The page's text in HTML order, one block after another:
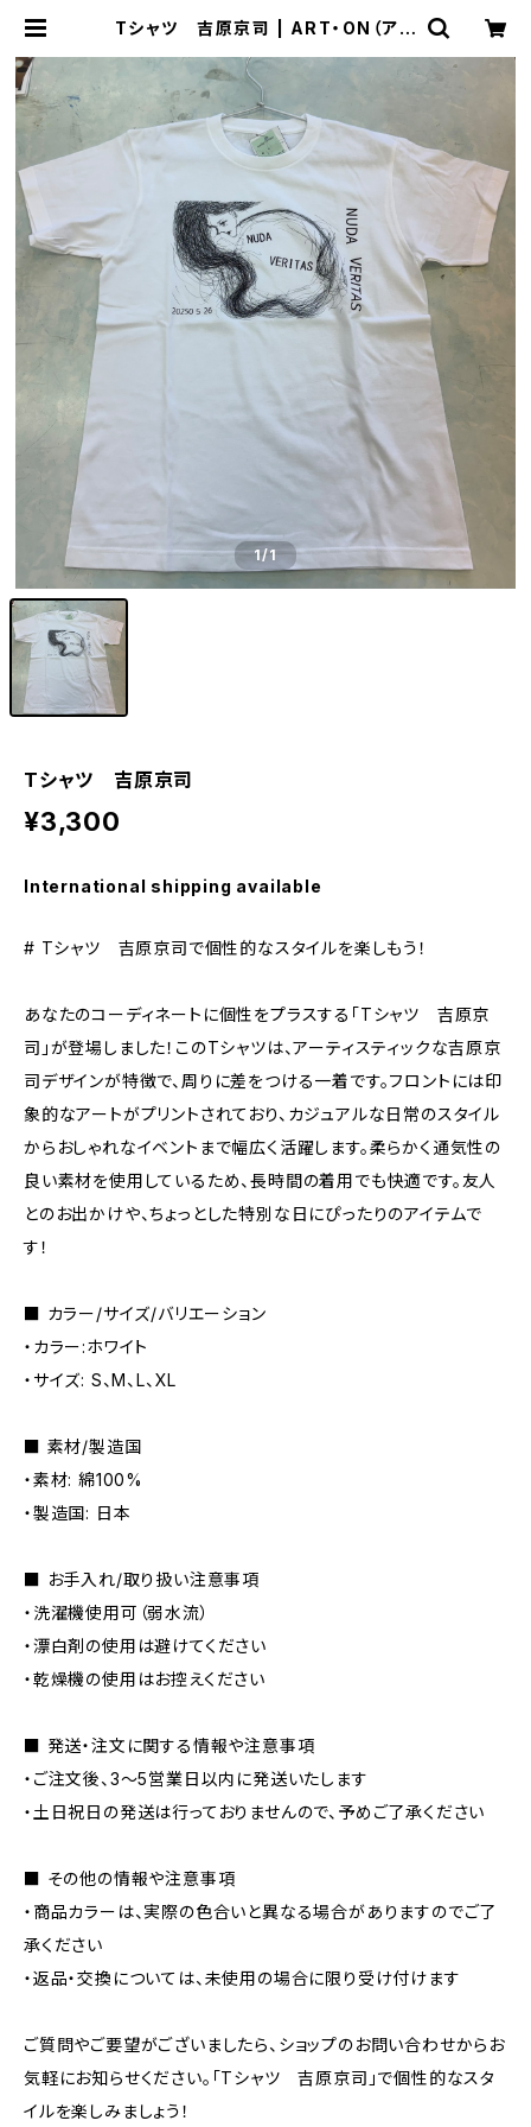
Tシャツ 吉原京司 | ART・ON（アー
1/1
Tシャツ 吉原京司
¥3,300
International shipping available
# Tシャツ 吉原京司で個性的なスタイルを楽しもう！
あなたのコーディネートに個性をプラスする「Tシャツ 吉原京
司」が登場しました！このTシャツは、アーティスティックな吉原京
司デザインが特徴で、周りに差をつける一着です。フロントには印
象的なアートがプリントされており、カジュアルな日常のスタイル
からおしゃれなイベントまで幅広く活躍します。柔らかく通気性の
良い素材を使用しているため、長時間の着用でも快適です。友人
とのお出かけや、ちょっとした特別な日にぴったりのアイテムで
す！
■ カラー/サイズ/バリエーション
・カラー:ホワイト
・サイズ: S、M、L、XL
■ 素材/製造国
・素材: 綿100%
・製造国: 日本
■ お手入れ/取り扱い注意事項
・洗濯機使用可（弱水流）
・漂白剤の使用は避けてください
・乾燥機の使用はお控えください
■ 発送・注文に関する情報や注意事項
・ご注文後、3〜5営業日以内に発送いたします
・土日祝日の発送は行っておりませんので、予めご了承ください
■ その他の情報や注意事項
・商品カラーは、実際の色合いと異なる場合がありますのでご了
承ください
・返品・交換については、未使用の場合に限り受け付けます
ご質問やご要望がございましたら、ショップのお問い合わせからお
気軽にお知らせください。「Tシャツ 吉原京司」で個性的なスタ
イルを楽しみましょう！